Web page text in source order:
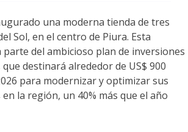
una moderna tienda de tres
Sol, en el centro de Piura. Esta
del ambicioso plan de inversiones
destinará alrededor de US$ 900
para modernizar y optimizar sus
la región, un 40% más que el año